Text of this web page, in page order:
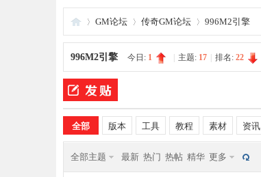
夜 »
GM论坛 传奇GM论坛 996M2引擎
996M2引擎 今日: 1 主题: 17 排名: 22
全部 版本 工具 教程 素材 资讯
全部主题 最新 热门 热帖 精华 更多